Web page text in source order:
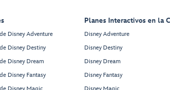
Disney Adventure
Disney Destiny
Disney Dream
Disney Fantasy
Planes Interactivos en la
Disney Adventure
Disney Destiny
Disney Dream
Disney Fantasy